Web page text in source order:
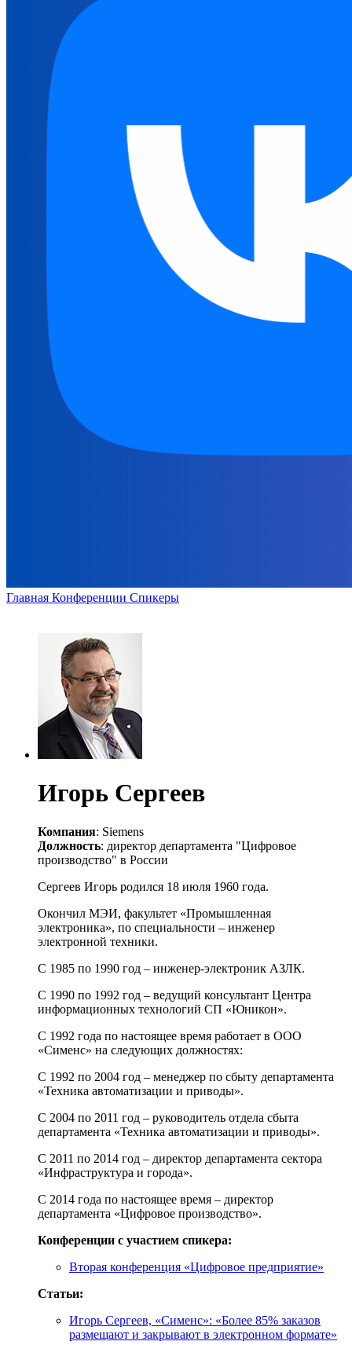
Главная Конференции Спикеры
Игорь Сергеев
Компания: Siemens
Должность: директор департамента "Цифровое
производство" в России
Сергеев Игорь родился 18 июля 1960 года.
Окончил МЭИ, факультет «Промышленная
электроника», по специальности – инженер
электронной техники.
С 1985 по 1990 год – инженер-электроник АЗЛК.
С 1990 по 1992 год – ведущий консультант Центра
информационных технологий СП «Юникон».
С 1992 года по настоящее время работает в ООО
«Сименс» на следующих должностях:
С 1992 по 2004 год – менеджер по сбыту департамента
«Техника автоматизации и приводы».
С 2004 по 2011 год – руководитель отдела сбыта
департамента «Техника автоматизации и приводы».
С 2011 по 2014 год – директор департамента сектора
«Инфраструктура и города».
С 2014 года по настоящее время – директор
департамента «Цифровое производство».
Конференции с участием спикера:
Вторая конференция «Цифровое предприятие»
Статьи:
Игорь Сергеев, «Сименс»: «Более 85% заказов
размещают и закрывают в электронном формате»